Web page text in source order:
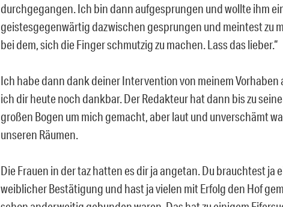
durchgegangen. Ich bin dann aufgesprungen und wollte ihm
geistesgegenwärtig dazwischen gesprungen und meintest zu
bei dem, sich die Finger schmutzig zu machen. Lass das lieber.“
Ich habe dann dank deiner Intervention von meinem Vorhaben
ich dir heute noch dankbar. Der Redakteur hat dann bis zu
großen Bogen um mich gemacht, aber laut und unverschämt
unseren Räumen.
Die Frauen in der taz hatten es dir ja angetan. Du brauchtest ja
weiblicher Bestätigung und hast ja vielen mit Erfolg den Hof